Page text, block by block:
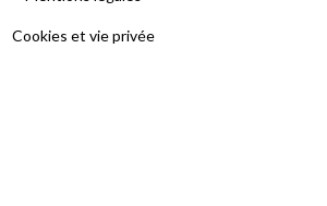
Cookies et vie privée